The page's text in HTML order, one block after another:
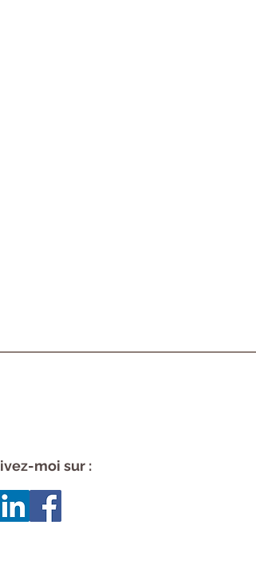
moi sur :